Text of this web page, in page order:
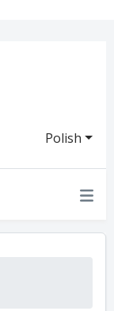
Polish